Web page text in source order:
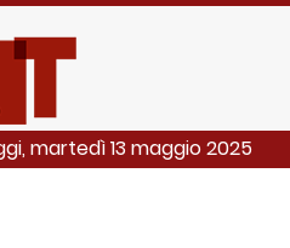
martedì 13 maggio 2025